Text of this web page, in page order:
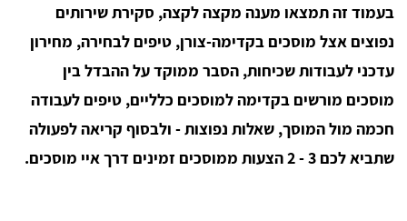
בעמוד זה תמצאו מענה מקצה לקצה, סקירת שירותים
נפוצים אצל מוסכים בקדימה-צורן, טיפים לבחירה, מחירון
עדכני לעבודות שכיחות, הסבר ממוקד על ההבדל בין
מוסכים מורשים בקדימה למוסכים כלליים, טיפים לעבודה
חכמה מול המוסך, שאלות נפוצות - ולבסוף קריאה לפעולה
שתביא לכם 3 - 2 הצעות ממוסכים זמינים דרך איי מוסכים.